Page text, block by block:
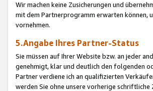
Wir machen keine Zusicherungen und
mit dem Partnerprogramm erwarten können,
vornehmen.
5.Angabe Ihres Partner-Status
Sie müssen auf Ihrer Website bzw. an jeder
genehmigt, klar und deutlich den folgenden
Partner verdiene ich an qualifizierten
werden Sie ohne unsere vorherige